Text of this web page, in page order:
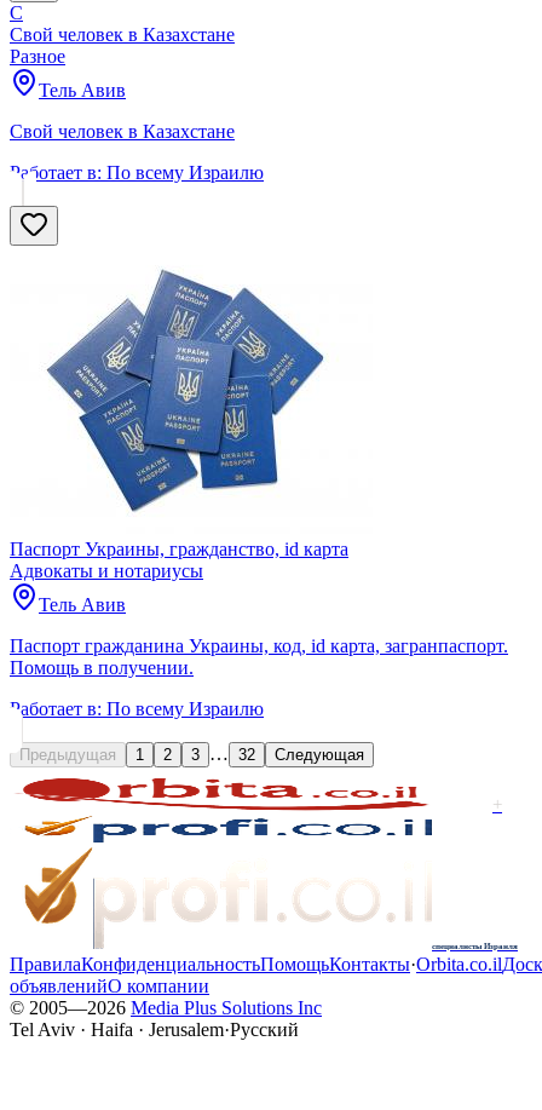
С
Свой человек в Казахстане
Разное
Тель Авив
Свой человек в Казахстане
Работает в: По всему Израилю
Паспорт Украины, гражданство, id карта
Адвокаты и нoтариусы
Тель Авив
Паспорт гражданина Украины, код, id карта, загранпаспорт.
Помощь в получении.
Работает в: По всему Израилю
Предыдущая 1 2 3 … 32 Следующая
+
специалисты Израиля
ПравилаКонфиденциальностьПомощьКонтакты·Orbita.co.il
объявленийО компании
© 2005—2026 Media Plus Solutions Inc
Tel Aviv · Haifa · Jerusalem·Русский